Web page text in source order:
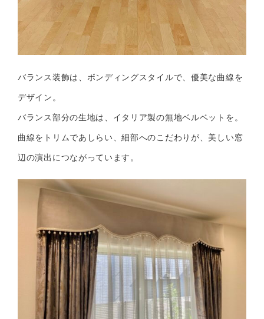
バランス装飾は、ボンディングスタイルで、優美な曲線を
デザイン。
バランス部分の生地は、イタリア製の無地ベルベットを。
曲線をトリムであしらい、細部へのこだわりが、美しい窓
辺の演出につながっています。